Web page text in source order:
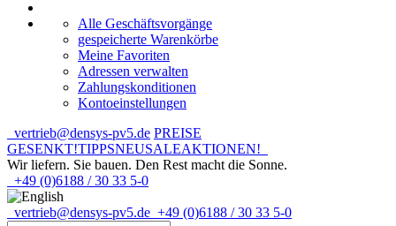
Alle Geschäftsvorgänge
gespeicherte Warenkörbe
Meine Favoriten
Adressen verwalten
Zahlungskonditionen
Kontoeinstellungen
vertrieb@densys-pv5.de PREISE
GESENKT!TIPPSNEUSALEAKTIONEN!
Wir liefern. Sie bauen. Den Rest macht die Sonne.
+49 (0)6188 / 30 33 5-0
vertrieb@densys-pv5.de +49 (0)6188 / 30 33 5-0